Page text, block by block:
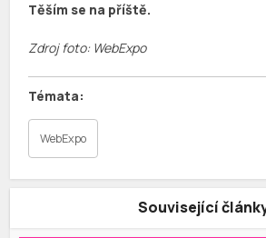
Těším se na příště.
Zdroj foto: WebExpo
WebExpo
Související